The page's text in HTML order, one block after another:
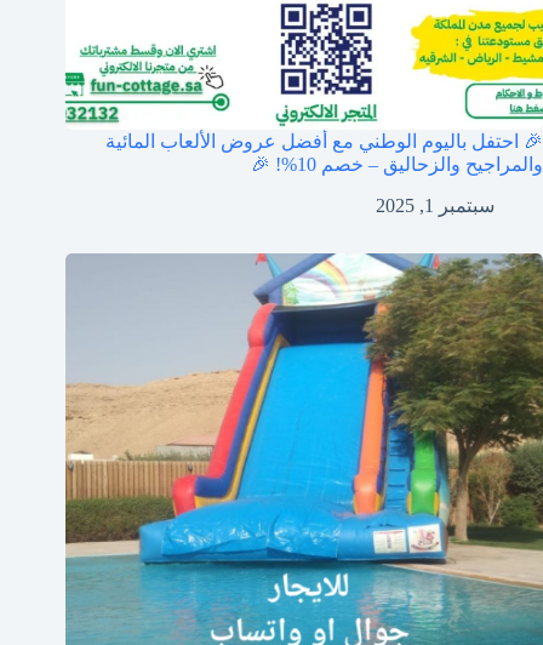
🎉 احتفل باليوم الوطني مع أفضل عروض الألعاب المائية
والمراجيح والزحاليق – خصم 10%! 🎉
سبتمبر 1, 2025